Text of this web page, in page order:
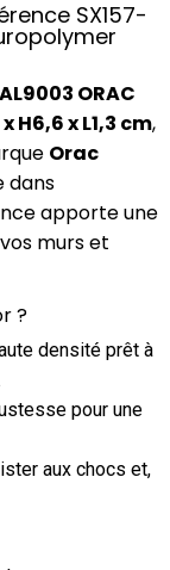
SX157-
ORAC
H6,6 x L1,3 cm,
Orac
dans
apporte une
murs et
?
densité prêt à
pour une
aux chocs et,